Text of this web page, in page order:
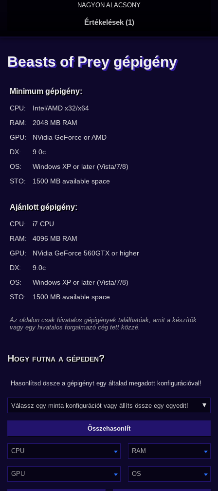
NAGYON ALACSONY
Értékelések (1)
Beasts of Prey gépigény
Minimum gépigény:
CPU:
Intel/AMD x32/x64
RAM:
2048 MB RAM
GPU:
NVidia GeForce or AMD
DX:
9.0c
OS:
Windows XP or later (Vista/7/8)
STO:
1500 MB available space
Ajánlott gépigény:
CPU:
i7 CPU
RAM:
4096 MB RAM
GPU:
NVidia GeForce 560GTX or higher
DX:
9.0c
OS:
Windows XP or later (Vista/7/8)
STO:
1500 MB available space
Az oldalon csak hivatalos gépigények találhatóak, amit a készítők
vagy egy hivatalos forgalmazó cég tett közzé.
Hogy futna a gépeden?
Hasonlítsd össze a gépigényt egy általad megadott konfigurációval!
CPU RAM
GPU OS